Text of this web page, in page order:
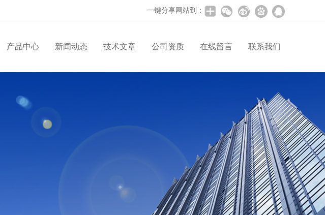
一键分享网站到：
产品中心 新闻动态 技术文章 公司资质 在线留言 联系我们